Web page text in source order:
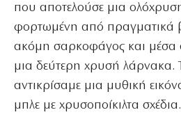
που αποτελούσε μια
φορτωμένη από πραγματικά
ακόμη σαρκοφάγος και μέσα
μια δεύτερη χρυσή λάρνακα.
αντικρίσαμε μια μυθική
μπλε με χρυσοποίκιλτα